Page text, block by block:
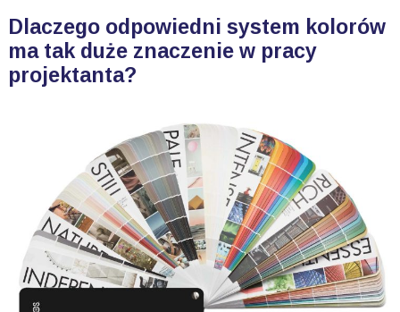
Dlaczego odpowiedni system kolorów
ma tak duże znaczenie w pracy
projektanta?